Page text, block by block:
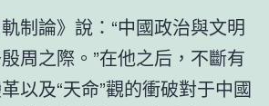
制論》說：“中國政治與文明
周之際。”在他之后，不斷有
以及“天命”觀的衝破對于中國